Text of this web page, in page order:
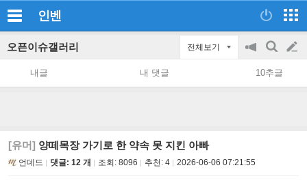
인벤
오픈이슈갤러리 전체보기
공
지
on/off
검
색
글
쓰
내글 내 댓글 10추글
[유머] 양떼목장 가기로 한 약속 못 지킨 아빠
언데드 댓글: 12 개 조회: 8096 추천: 4 2026-06-06 07:21:55